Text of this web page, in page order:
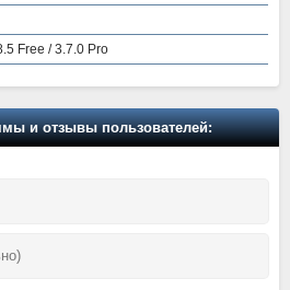
Free / 3.7.0 Pro
и отзывы пользователей: